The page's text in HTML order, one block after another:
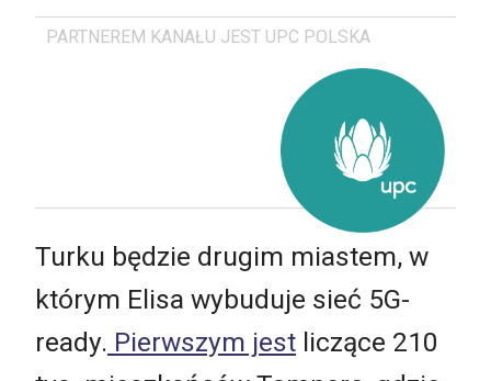
PARTNEREM KANAŁU JEST UPC POLSKA
Turku będzie drugim miastem, w
którym Elisa wybuduje sieć 5G-
ready. Pierwszym jest liczące 210